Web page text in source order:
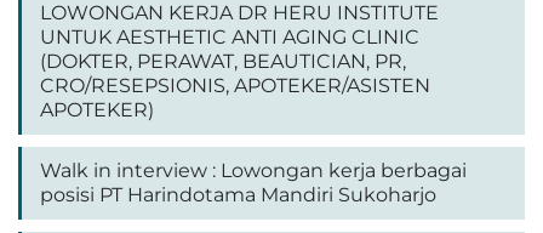
LOWONGAN KERJA DR HERU INSTITUTE
UNTUK AESTHETIC ANTI AGING CLINIC
(DOKTER, PERAWAT, BEAUTICIAN, PR,
CRO/RESEPSIONIS, APOTEKER/ASISTEN
APOTEKER)
Walk in interview : Lowongan kerja berbagai
posisi PT Harindotama Mandiri Sukoharjo